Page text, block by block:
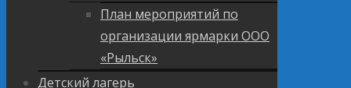
План мероприятий по
организации ярмарки ООО
«Рыльск»
Детский лагерь